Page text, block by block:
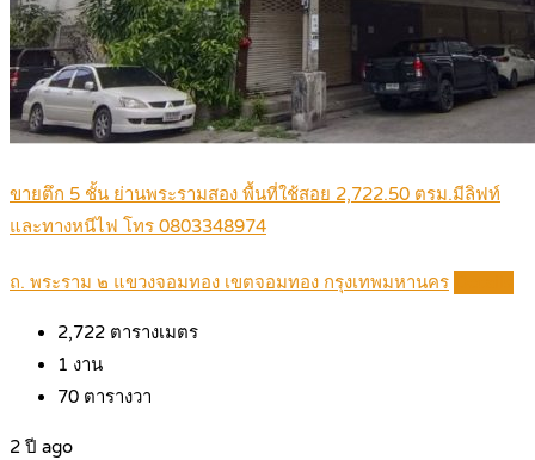
ขายตึก 5 ชั้น ย่านพระรามสอง พื้นที่ใช้สอย 2,722.50 ตรม.มีลิฟท์
และทางหนีไฟ โทร 0803348974
ถ. พระราม ๒ แขวงจอมทอง เขตจอมทอง กรุงเทพมหานคร
2,722 ตารางเมตร
1 งาน
70 ตารางวา
2 ปี ago